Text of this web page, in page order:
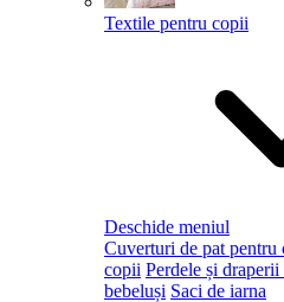
Textile pentru copii
Deschide meniul
Cuverturi de pat pentru
copii Perdele și
bebeluși Saci de iarna